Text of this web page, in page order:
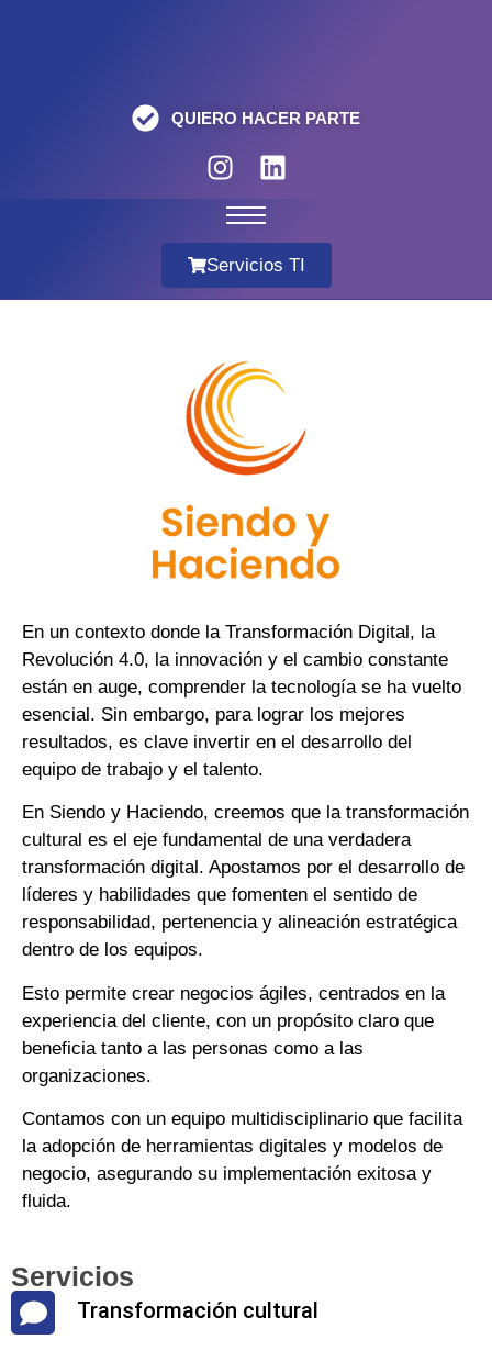
QUIERO HACER PARTE
Servicios TI
En un contexto donde la Transformación Digital, la
Revolución 4.0, la innovación y el cambio constante
están en auge, comprender la tecnología se ha vuelto
esencial. Sin embargo, para lograr los mejores
resultados, es clave invertir en el desarrollo del
equipo de trabajo y el talento.
En Siendo y Haciendo, creemos que la transformación
cultural es el eje fundamental de una verdadera
transformación digital. Apostamos por el desarrollo de
líderes y habilidades que fomenten el sentido de
responsabilidad, pertenencia y alineación estratégica
dentro de los equipos.
Esto permite crear negocios ágiles, centrados en la
experiencia del cliente, con un propósito claro que
beneficia tanto a las personas como a las
organizaciones.
Contamos con un equipo multidisciplinario que facilita
la adopción de herramientas digitales y modelos de
negocio, asegurando su implementación exitosa y
fluida.
Servicios
Transformación cultural